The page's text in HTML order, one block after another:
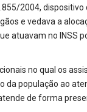
2004,
e vedava a
atuavam no INSS
no qual os
da população ao
de forma